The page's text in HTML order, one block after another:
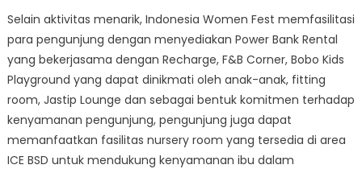
Selain aktivitas menarik, Indonesia Women Fest memfasilitasi
para pengunjung dengan menyediakan Power Bank Rental
yang bekerjasama dengan Recharge, F&B Corner, Bobo Kids
Playground yang dapat dinikmati oleh anak-anak, fitting
room, Jastip Lounge dan sebagai bentuk komitmen terhadap
kenyamanan pengunjung, pengunjung juga dapat
memanfaatkan fasilitas nursery room yang tersedia di area
ICE BSD untuk mendukung kenyamanan ibu dalam